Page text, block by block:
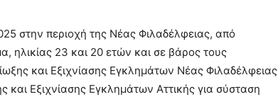
στην περιοχή της Νέας Φιλαδέλφειας, από
ηλικίας 23 και 20 ετών και σε βάρος τους
και Εξιχνίασης Εγκλημάτων Νέας Φιλαδέλφειας
Εξιχνίασης Εγκλημάτων Αττικής για σύσταση